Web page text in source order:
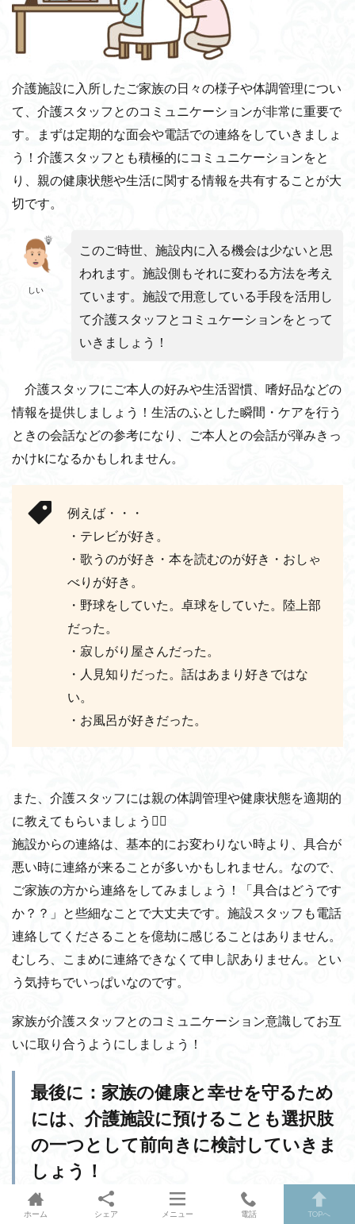
介護施設に入所したご家族の日々の様子や体調管理につい
て、介護スタッフとのコミュニケーションが非常に重要で
す。まずは定期的な面会や電話での連絡をしていきましょ
う！ 介護スタッフとも積極的にコミュニケーションをと
り、親の健康状態や生活に関する情報を共有することが大
切です。
しい
このご時世、施設内に入る機会は少ないと思
われます。施設側もそれに変わる方法を考え
ています。施設で用意している手段を活用し
て介護スタッフとコミュケーションをとって
いきましょう！
介護スタッフにご本人の好みや生活習慣、嗜好品などの
情報を提供しましょう！生活のふとした瞬間・ケアを行う
ときの会話などの参考になり、ご本人との会話が弾みきっ
かけkになるかもしれません。
例えば・・・
・テレビが好き。
・歌うのが好き・本を読むのが好き・おしゃ
べりが好き。
・野球をしていた。卓球をしていた。陸上部
だった。
・寂しがり屋さんだった。
・人見知りだった。話はあまり好きではな
い。
・お風呂が好きだった。
また、介護スタッフには親の体調管理や健康状態を適期的
に教えてもらいましょう🙆‍♀️
施設からの連絡は、基本的にお変わりない時より、具合が
悪い時に連絡が来ることが多いかもしれません。なので、
ご家族の方から連絡をしてみましょう！「具合はどうです
か？？」と些細なことで大丈夫です。施設スタッフも電話
連絡してくださることを億劫に感じることはありません。
むしろ、こまめに連絡できなくて申し訳ありません。とい
う気持ちでいっぱいなのです。
家族が介護スタッフとのコミュニケーション意識してお互
いに取り合うようにしましょう！
最後に：家族の健康と幸せを守るため
には、介護施設に預けることも選択肢
の一つとして前向きに検討していきま
しょう！
ホーム シェア メニュー 電話 TOPへ